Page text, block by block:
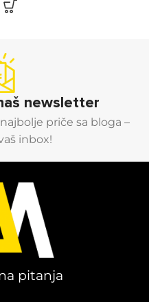
newsletter
priče sa bloga –
inbox!
pitanja